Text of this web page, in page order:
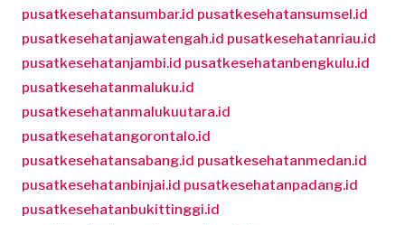
pusatkesehatansumbar.id pusatkesehatansumsel.id
pusatkesehatanjawatengah.id pusatkesehatanriau.id
pusatkesehatanjambi.id pusatkesehatanbengkulu.id
pusatkesehatanmaluku.id
pusatkesehatanmalukuutara.id
pusatkesehatangorontalo.id
pusatkesehatansabang.id pusatkesehatanmedan.id
pusatkesehatanbinjai.id pusatkesehatanpadang.id
pusatkesehatanbukittinggi.id